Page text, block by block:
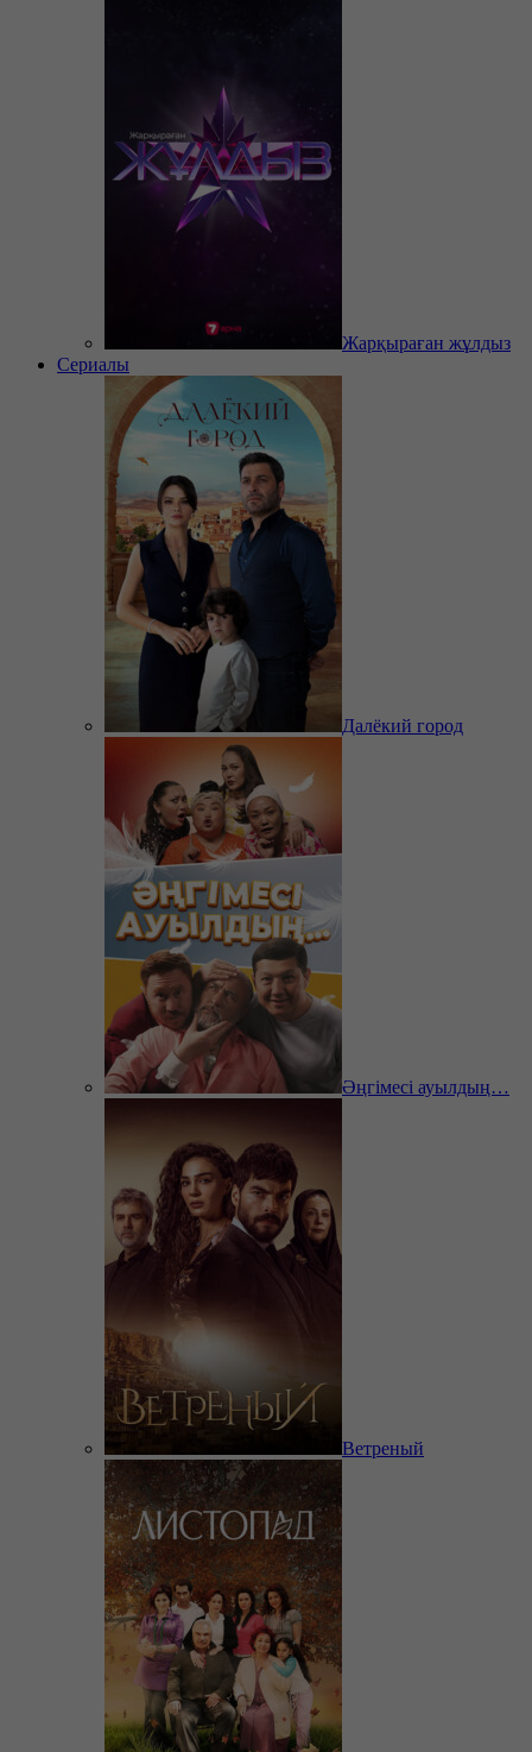
Жарқыраған жұлдыз
Сериалы
Далёкий город
Әңгімесі ауылдың…
Ветреный